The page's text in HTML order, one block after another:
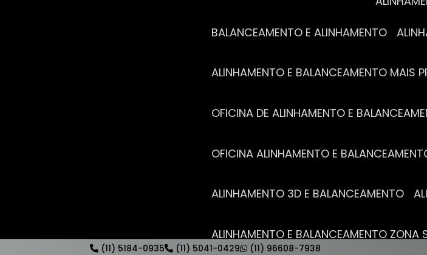
BALANCEAMENTO E ALINHAMENTO
ALINHAMENTO E BALANCEAMENTO MAIS
OFICINA DE ALINHAMENTO E
OFICINA ALINHAMENTO E
ALINHAMENTO 3D E BALANCEAMENTO
ALINHAMENTO E BALANCEAMENTO ZONA
(11) 5184-0935 (11) 5041-0429 (11) 96608-7938